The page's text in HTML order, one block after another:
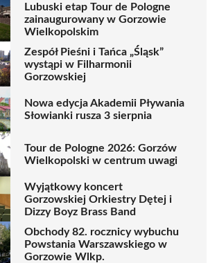
Lubuski etap Tour de Pologne
zainaugurowany w Gorzowie
Wielkopolskim
Zespół Pieśni i Tańca „Śląsk”
wystąpi w Filharmonii
Gorzowskiej
Nowa edycja Akademii Pływania
Słowianki rusza 3 sierpnia
Tour de Pologne 2026: Gorzów
Wielkopolski w centrum uwagi
Wyjątkowy koncert
Gorzowskiej Orkiestry Dętej i
Dizzy Boyz Brass Band
Obchody 82. rocznicy wybuchu
Powstania Warszawskiego w
Gorzowie Wlkp.